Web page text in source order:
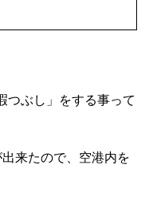
つぶし」をする事って
来たので、空港内を